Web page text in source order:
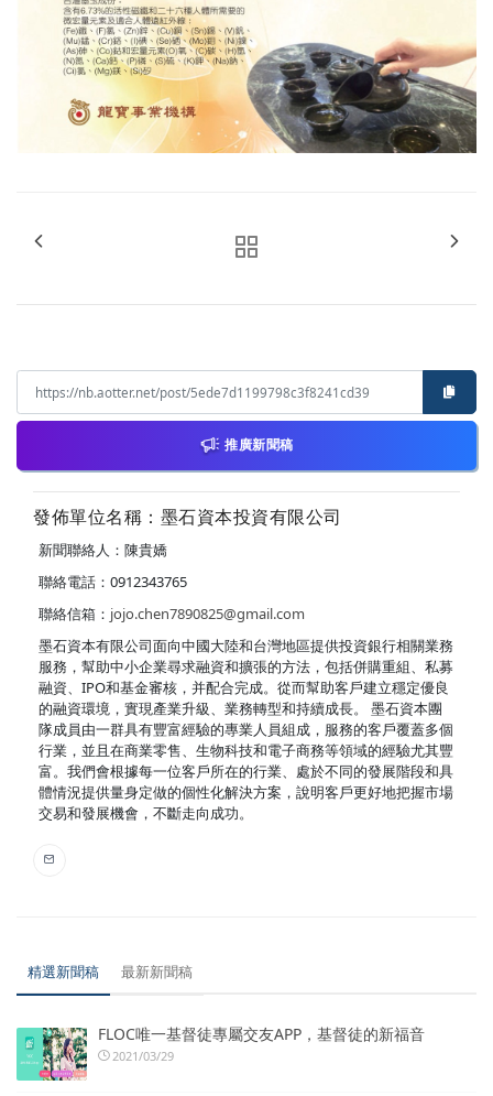
推廣新聞稿
發佈單位名稱：墨石資本投資有限公司
新聞聯絡人：陳貴嬌
聯絡電話：0912343765
聯絡信箱： jojo.chen7890825@gmail.com
墨石資本有限公司面向中國大陸和台灣地區提供投資銀行相關業務
服務，幫助中小企業尋求融資和擴張的方法，包括併購重組、私募
融資、IPO和基金審核，并配合完成。從而幫助客戶建立穩定優良
的融資環境，實現產業升級、業務轉型和持續成長。 墨石資本團
隊成員由一群具有豐富經驗的專業人員組成，服務的客戶覆蓋多個
行業，並且在商業零售、生物科技和電子商務等領域的經驗尤其豐
富。我們會根據每一位客戶所在的行業、處於不同的發展階段和具
體情況提供量身定做的個性化解決方案，說明客戶更好地把握市場
交易和發展機會，不斷走向成功。
精選新聞稿 最新新聞稿
FLOC唯一基督徒專屬交友APP，基督徒的新福音
2021/03/29